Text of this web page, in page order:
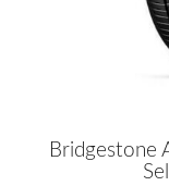
Bridgestone